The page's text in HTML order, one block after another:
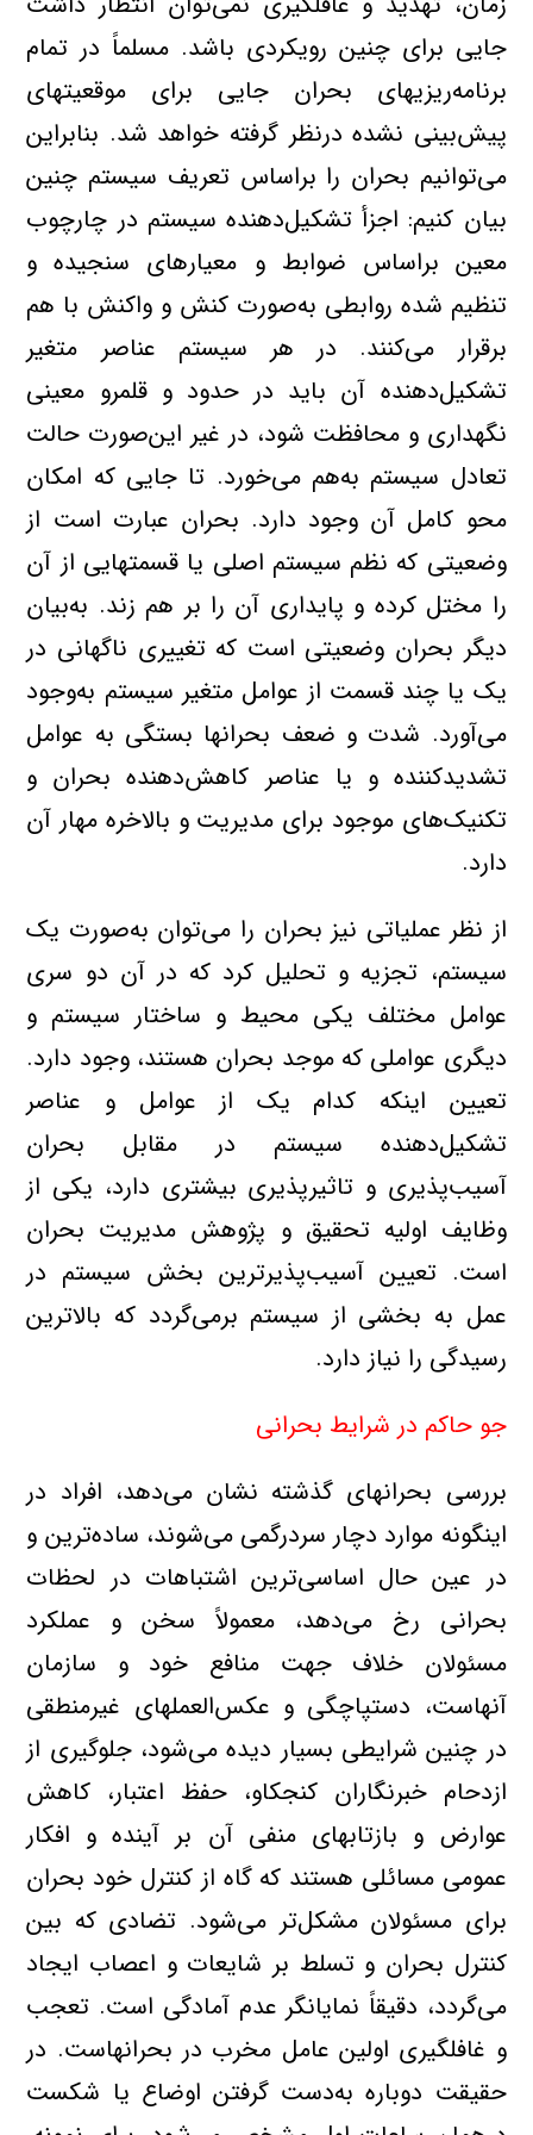
جایی‌ برای‌ چنین‌ رویکردی‌ باشد. مسلماً‌ در تمام‌
برنامه‌ریزیهای‌ بحران جایی‌ برای‌ موقعیتهای‌
پیش‌بینی‌ نشده‌ درنظر گرفته‌ خواهد شد. بنابراین‌
می‌توانیم‌ بحران را براساس‌ تعریف‌ سیستم‌ چنین‌
بیان‌ کنیم: اجزأ تشکیل‌دهنده‌ سیستم‌ در چارچوب‌
معین‌ براساس‌ ضوابط‌ و معیارهای‌ سنجیده‌ و
تنظیم‌ شده‌ روابطی‌ به‌صورت‌ کنش‌ و واکنش‌ با هم‌
برقرار می‌کنند. در هر سیستم‌ عناصر متغیر
تشکیل‌دهنده‌ آن‌ باید در حدود و قلمرو معینی‌
نگهداری‌ و محافظت‌ شود، در غیر این‌صورت‌ حالت‌
تعادل‌ سیستم‌ به‌هم‌ می‌خورد. تا جایی‌ که‌ امکان‌
محو کامل‌ آن‌ وجود دارد. بحران عبارت‌ است‌ از
وضعیتی‌ که‌ نظم‌ سیستم‌ اصلی‌ یا قسمتهایی‌ از آن‌
را مختل‌ کرده‌ و پایداری‌ آن‌ را بر هم‌ زند. به‌بیان‌
دیگر بحران وضعیتی‌ است‌ که‌ تغییری‌ ناگهانی‌ در
یک‌ یا چند قسمت‌ از عوامل‌ متغیر سیستم‌ به‌وجود
می‌آورد. شدت‌ و ضعف‌ بحرانها بستگی‌ به‌ عوامل‌
تشدیدکننده‌ و یا عناصر کاهش‌دهنده‌ بحران و
تکنیک‌های‌ موجود برای‌ مدیریت‌ و بالاخره‌ مهار آن‌
دارد.
‌از نظر عملیاتی‌ نیز بحران را می‌توان‌ به‌صورت‌ یک‌
سیستم، تجزیه‌ و تحلیل‌ کرد که‌ در آن‌ دو سری‌
عوامل‌ مختلف‌ یکی‌ محیط‌ و ساختار سیستم‌ و
دیگری‌ عواملی‌ که‌ موجد بحران هستند، وجود دارد.
تعیین‌ اینکه‌ کدام‌ یک‌ از عوامل‌ و عناصر
تشکیل‌دهنده‌ سیستم‌ در مقابل‌ بحران
آسیب‌پذیری‌ و تاثیرپذیری‌ بیشتری‌ دارد، یکی‌ از
وظایف‌ اولیه‌ تحقیق‌ و پژوهش‌ مدیریت‌ بحران
است. تعیین‌ آسیب‌پذیرترین‌ بخش‌ سیستم‌ در
عمل‌ به‌ بخشی‌ از سیستم‌ برمی‌گردد که‌ بالاترین‌
رسیدگی‌ را نیاز دارد.
جو حاکم‌ در شرایط‌ بحرانی‌
‌بررسی‌ بحرانهای‌ گذشته‌ نشان‌ می‌دهد، افراد در
اینگونه‌ موارد دچار سردرگمی‌ می‌شوند، ساده‌ترین‌ و
در عین‌ حال‌ اساسی‌ترین‌ اشتباهات‌ در لحظات‌
بحرانی‌ رخ‌ می‌دهد، معمولاً‌ سخن‌ و عملکرد
مسئولان‌ خلاف‌ جهت‌ منافع‌ خود و سازمان‌
آنهاست، دستپاچگی‌ و عکس‌العملهای‌ غیرمنطقی‌
در چنین‌ شرایطی‌ بسیار دیده‌ می‌شود، جلوگیری‌ از
ازدحام‌ خبرنگاران‌ کنجکاو، حفظ‌ اعتبار، کاهش‌
عوارض‌ و بازتابهای‌ منفی‌ آن‌ بر آینده‌ و افکار
عمومی‌ مسائلی‌ هستند که‌ گاه‌ از کنترل‌ خود بحران
برای‌ مسئولان‌ مشکل‌تر می‌شود. تضادی‌ که‌ بین‌
کنترل‌ بحران و تسلط‌ بر شایعات‌ و اعصاب‌ ایجاد
می‌گردد، دقیقاً‌ نمایانگر عدم‌ آمادگی‌ است. تعجب‌
و غافلگیری‌ اولین‌ عامل‌ مخرب‌ در بحرانهاست. در
حقیقت‌ دوباره‌ به‌دست‌ گرفتن‌ اوضاع‌ یا شکست‌